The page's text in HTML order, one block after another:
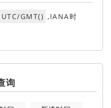
UTC/GMT() ,IANA时
询